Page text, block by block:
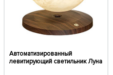
Автоматизированный
левитирующий светильник Луна